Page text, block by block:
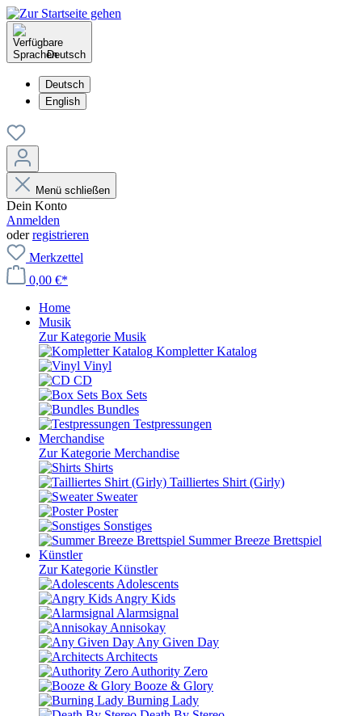
Deutsch
Deutsch
English
Menü schließen
Dein Konto
Anmelden
oderregistrieren
Merkzettel
0,00 €*
Home
Musik
Zur Kategorie Musik
Kompletter Katalog
Vinyl
CD
Box Sets
Bundles
Testpressungen
Merchandise
Zur Kategorie Merchandise
Shirts
Tailliertes Shirt (Girly)
Sweater
Poster
Sonstiges
Summer Breeze Brettspiel
Künstler
Zur Kategorie Künstler
Adolescents
Angry Kids
Alarmsignal
Annisokay
Any Given Day
Architects
Authority Zero
Booze & Glory
Burning Lady